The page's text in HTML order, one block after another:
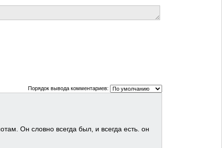
Порядок вывода комментариев:
Он словно всегда был, и всегда есть. он